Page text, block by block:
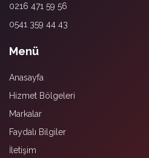
0216 471 59 56
0541 359 44 43
Menü
Anasayfa
Hizmet Bölgeleri
Markalar
Faydalı Bilgiler
İletişim